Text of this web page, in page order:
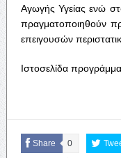
Αγωγής Υγείας ενώ
πραγματοποιηθούν
επειγουσών
Ιστοσελίδα
Share 0